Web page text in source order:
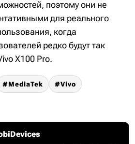
поэтому они не
для реального
когда
редко будут так
X100 Pro.
MediaTek Vivo